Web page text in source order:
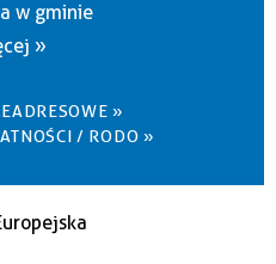
w gminie
»
»
/ RODO »